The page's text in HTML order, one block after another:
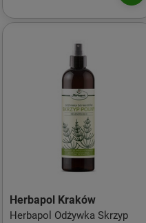
Herbapol Kraków
Herbapol Odżywka Skrzyp